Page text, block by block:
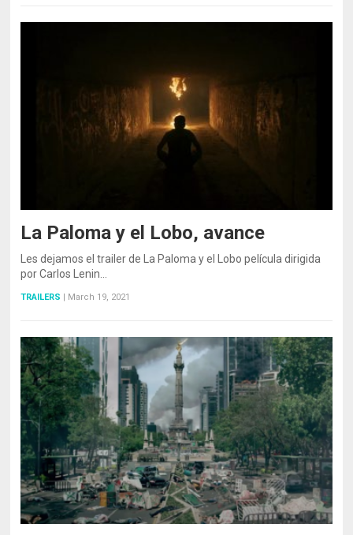
La Paloma y el Lobo, avance
Les dejamos el trailer de La Paloma y el Lobo película dirigida
por Carlos Lenin…
TRAILERS | March 19, 2021